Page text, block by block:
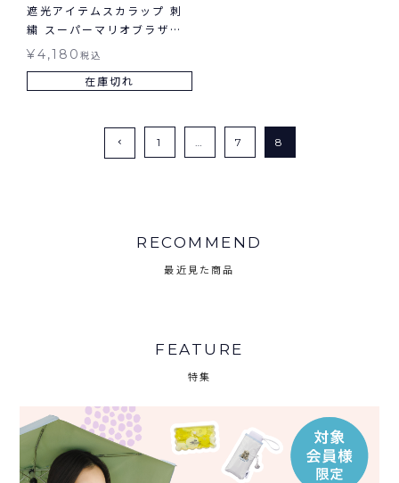
遮光アイテムスカラップ 刺
繍 スーパーマリオブラザー
ズ ミニ Wpc. ギフト対象 日
¥4,180税込
在庫切れ
1 7 8
RECOMMEND
最近見た商品
FEATURE
特集